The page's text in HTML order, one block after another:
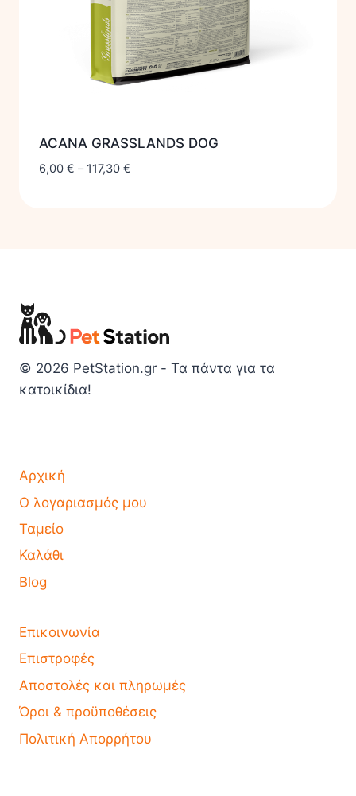
ACANA GRASSLANDS DOG
6,00 € – 117,30 €
© 2026 PetStation.gr - Τα πάντα για τα
κατοικίδια!
Αρχική
Ο λογαριασμός μου
Ταμείο
Καλάθι
Blog
Επικοινωνία
Επιστροφές
Αποστολές και πληρωμές
Όροι & προϋποθέσεις
Πολιτική Απορρήτου